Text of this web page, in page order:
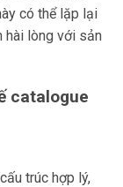
có thể lặp lại
hài lòng với sản
catalogue
trúc hợp lý,